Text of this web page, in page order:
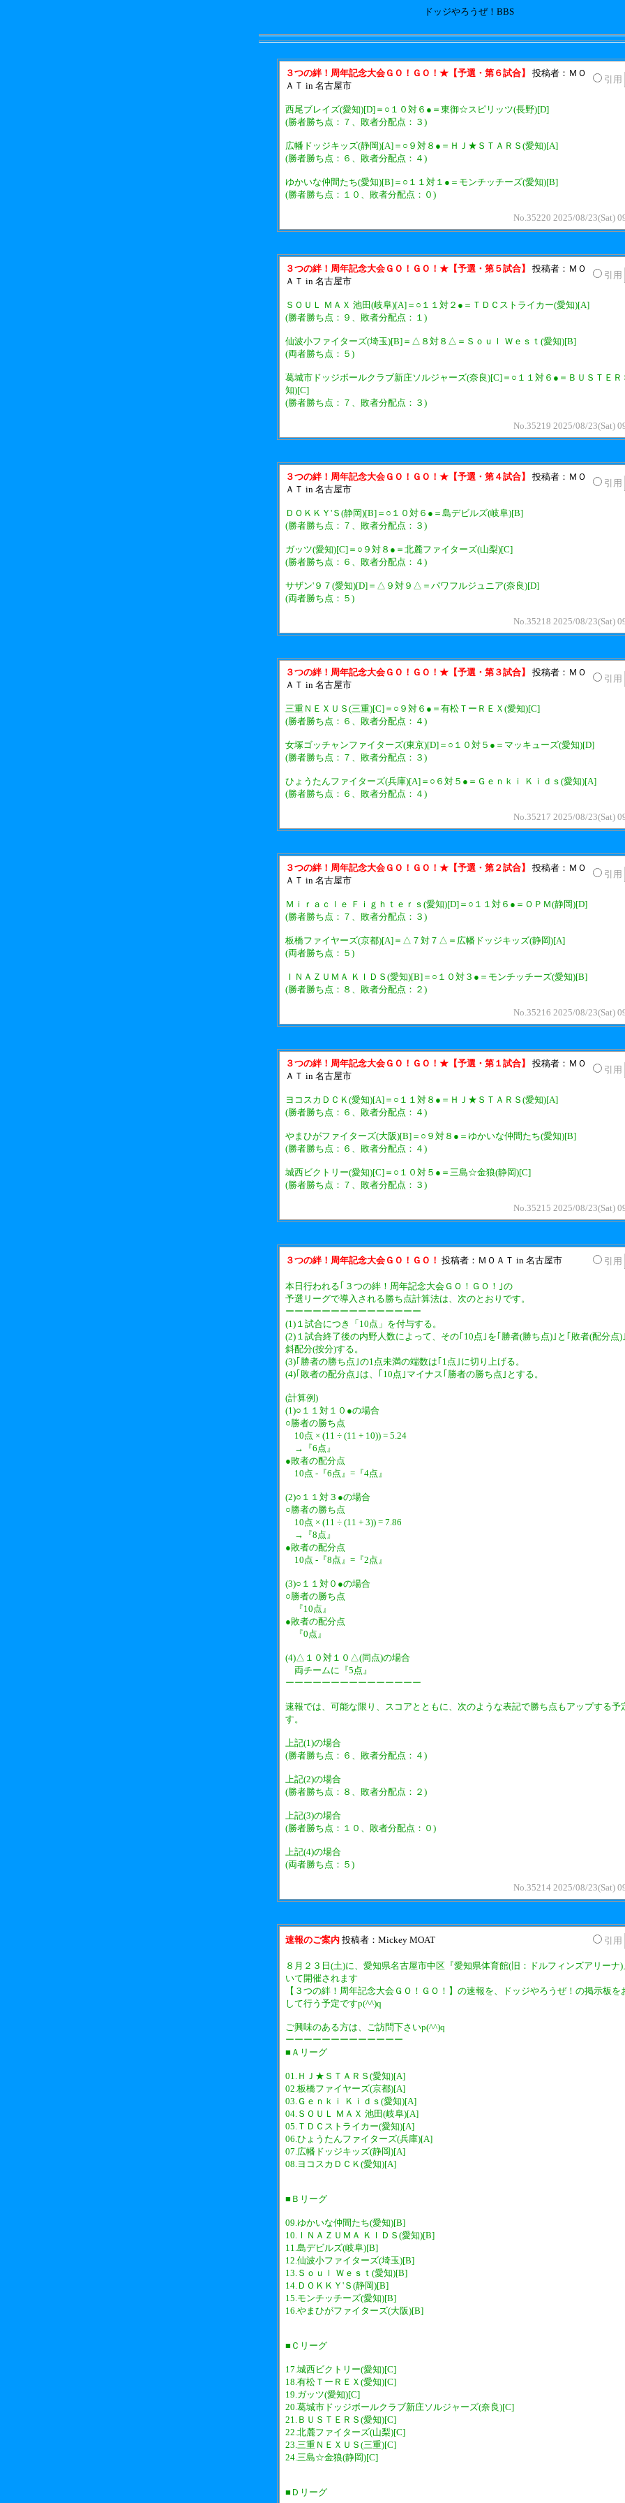
ドッジやろうぜ！BBS
３つの絆！周年記念大会ＧＯ！ＧＯ！★【予選・第６試合】
投稿者：ＭＯ
ＡＴ in 名古屋市
引用
西尾ブレイズ(愛知)[D]＝○１０対６●＝東御☆スピリッツ(長野)[D]
(勝者勝ち点：７、敗者分配点：３)
広幡ドッジキッズ(静岡)[A]＝○９対８●＝ＨＪ★ＳＴＡＲＳ(愛知)[A]
(勝者勝ち点：６、敗者分配点：４)
ゆかいな仲間たち(愛知)[B]＝○１１対１●＝モンチッチーズ(愛知)[B]
(勝者勝ち点：１０、敗者分配点：０)
No.35220 2025/08/23(Sat)
３つの絆！周年記念大会ＧＯ！ＧＯ！★【予選・第５試合】
投稿者：ＭＯ
ＡＴ in 名古屋市
引用
ＳＯＵＬ ＭＡＸ 池田(岐阜)[A]＝○１１対２●＝ＴＤＣストライカー(愛知)[A]
(勝者勝ち点：９、敗者分配点：１)
仙波小ファイターズ(埼玉)[B]＝△８対８△＝Ｓｏｕｌ Ｗｅｓｔ(愛知)[B]
(両者勝ち点：５)
葛城市ドッジボールクラブ新庄ソルジャーズ(奈良)[C]＝○１１対６●＝ＢＵＳＴＥＲ
知)[C]
(勝者勝ち点：７、敗者分配点：３)
No.35219 2025/08/23(Sat)
３つの絆！周年記念大会ＧＯ！ＧＯ！★【予選・第４試合】
投稿者：ＭＯ
ＡＴ in 名古屋市
引用
ＤＯＫＫＹ'Ｓ(静岡)[B]＝○１０対６●＝島デビルズ(岐阜)[B]
(勝者勝ち点：７、敗者分配点：３)
ガッツ(愛知)[C]＝○９対８●＝北麓ファイターズ(山梨)[C]
(勝者勝ち点：６、敗者分配点：４)
サザン'９７(愛知)[D]＝△９対９△＝パワフルジュニア(奈良)[D]
(両者勝ち点：５)
No.35218 2025/08/23(Sat)
３つの絆！周年記念大会ＧＯ！ＧＯ！★【予選・第３試合】
投稿者：ＭＯ
ＡＴ in 名古屋市
引用
三重ＮＥＸＵＳ(三重)[C]＝○９対６●＝有松ＴーＲＥＸ(愛知)[C]
(勝者勝ち点：６、敗者分配点：４)
女塚ゴッチャンファイターズ(東京)[D]＝○１０対５●＝マッキューズ(愛知)[D]
(勝者勝ち点：７、敗者分配点：３)
ひょうたんファイターズ(兵庫)[A]＝○６対５●＝Ｇｅｎｋｉ Ｋｉｄｓ(愛知)[A]
(勝者勝ち点：６、敗者分配点：４)
No.35217 2025/08/23(Sat)
３つの絆！周年記念大会ＧＯ！ＧＯ！★【予選・第２試合】
投稿者：ＭＯ
ＡＴ in 名古屋市
引用
Ｍｉｒａｃｌｅ Ｆｉｇｈｔｅｒｓ(愛知)[D]＝○１１対６●＝ＯＰＭ(静岡)[D]
(勝者勝ち点：７、敗者分配点：３)
板橋ファイヤーズ(京都)[A]＝△７対７△＝広幡ドッジキッズ(静岡)[A]
(両者勝ち点：５)
ＩＮＡＺＵＭＡ ＫＩＤＳ(愛知)[B]＝○１０対３●＝モンチッチーズ(愛知)[B]
(勝者勝ち点：８、敗者分配点：２)
No.35216 2025/08/23(Sat)
３つの絆！周年記念大会ＧＯ！ＧＯ！★【予選・第１試合】
投稿者：ＭＯ
ＡＴ in 名古屋市
引用
ヨコスカＤＣＫ(愛知)[A]＝○１１対８●＝ＨＪ★ＳＴＡＲＳ(愛知)[A]
(勝者勝ち点：６、敗者分配点：４)
やまひがファイターズ(大阪)[B]＝○９対８●＝ゆかいな仲間たち(愛知)[B]
(勝者勝ち点：６、敗者分配点：４)
城西ビクトリー(愛知)[C]＝○１０対５●＝三島☆金狼(静岡)[C]
(勝者勝ち点：７、敗者分配点：３)
No.35215 2025/08/23(Sat)
３つの絆！周年記念大会ＧＯ！ＧＯ！ 投稿者：ＭＯＡＴ in 名古屋市 引用
本日行われる｢３つの絆！周年記念大会ＧＯ！ＧＯ！｣の
予選リーグで導入される勝ち点計算法は、次のとおりです。
ーーーーーーーーーーーーーーー
(1)１試合につき「10点」を付与する。
(2)１試合終了後の内野人数によって、その｢10点｣を｢勝者(勝ち点)｣と｢敗者(配分点)
斜配分(按分)する。
(3)｢勝者の勝ち点｣の1点未満の端数は｢1点｣に切り上げる。
(4)｢敗者の配分点｣は、｢10点｣マイナス｢勝者の勝ち点｣とする。
(計算例)
(1)○１１対１０●の場合
○勝者の勝ち点
10点 × (11 ÷ (11 + 10)) = 5.24
→『6点』
●敗者の配分点
10点 -『6点』=『4点』
(2)○１１対３●の場合
○勝者の勝ち点
10点 × (11 ÷ (11 + 3)) = 7.86
→『8点』
●敗者の配分点
10点 -『8点』=『2点』
(3)○１１対０●の場合
○勝者の勝ち点
『10点』
●敗者の配分点
『0点』
(4)△１０対１０△(同点)の場合
両チームに『5点』
ーーーーーーーーーーーーーーー
速報では、可能な限り、スコアとともに、次のような表記で勝ち点もアップする予
す。
上記(1)の場合
(勝者勝ち点：６、敗者分配点：４)
上記(2)の場合
(勝者勝ち点：８、敗者分配点：２)
上記(3)の場合
(勝者勝ち点：１０、敗者分配点：０)
上記(4)の場合
(両者勝ち点：５)
No.35214 2025/08/23(Sat)
速報のご案内 投稿者：Mickey MOAT 引用
８月２３日(土)に、愛知県名古屋市中区『愛知県体育館(旧：ドルフィンズアリーナ
いて開催されます
【３つの絆！周年記念大会ＧＯ！ＧＯ！】の速報を、ドッジやろうぜ！の掲示板を
して行う予定ですp(^^)q
ご興味のある方は、ご訪問下さいp(^^)q
ーーーーーーーーーーーーー
■Ａリーグ
01.ＨＪ★ＳＴＡＲＳ(愛知)[A]
02.板橋ファイヤーズ(京都)[A]
03.Ｇｅｎｋｉ Ｋｉｄｓ(愛知)[A]
04.ＳＯＵＬ ＭＡＸ 池田(岐阜)[A]
05.ＴＤＣストライカー(愛知)[A]
06.ひょうたんファイターズ(兵庫)[A]
07.広幡ドッジキッズ(静岡)[A]
08.ヨコスカＤＣＫ(愛知)[A]
■Ｂリーグ
09.ゆかいな仲間たち(愛知)[B]
10.ＩＮＡＺＵＭＡ ＫＩＤＳ(愛知)[B]
11.島デビルズ(岐阜)[B]
12.仙波小ファイターズ(埼玉)[B]
13.Ｓｏｕｌ Ｗｅｓｔ(愛知)[B]
14.ＤＯＫＫＹ'Ｓ(静岡)[B]
15.モンチッチーズ(愛知)[B]
16.やまひがファイターズ(大阪)[B]
■Ｃリーグ
17.城西ビクトリー(愛知)[C]
18.有松ＴーＲＥＸ(愛知)[C]
19.ガッツ(愛知)[C]
20.葛城市ドッジボールクラブ新庄ソルジャーズ(奈良)[C]
21.ＢＵＳＴＥＲＳ(愛知)[C]
22.北麓ファイターズ(山梨)[C]
23.三重ＮＥＸＵＳ(三重)[C]
24.三島☆金狼(静岡)[C]
■Ｄリーグ